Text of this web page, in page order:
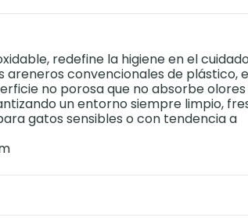
redefine la higiene en el
areneros convencionales de plástico,
no porosa que no absorbe olores
un entorno siempre limpio,
gatos sensibles o con tendencia a